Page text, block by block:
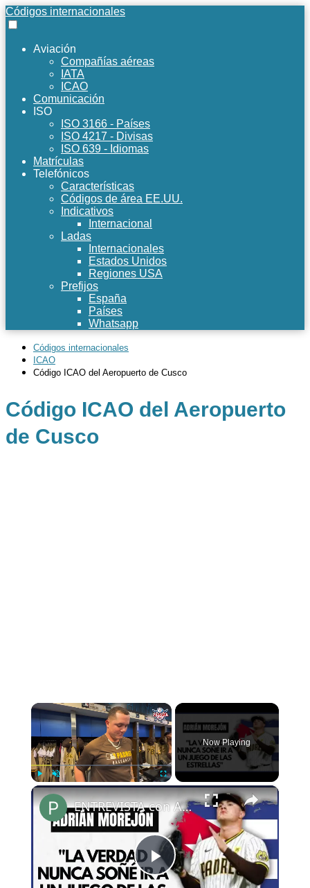
Códigos internacionales
Aviación
Compañías aéreas
IATA
ICAO
Comunicación
ISO
ISO 3166 - Países
ISO 4217 - Divisas
ISO 639 - Idiomas
Matrículas
Telefónicos
Características
Códigos de área EE.UU.
Indicativos
Internacional
Ladas
Internacionales
Estados Unidos
Regiones USA
Prefijos
España
Países
Whatsapp
Códigos internacionales
ICAO
Código ICAO del Aeropuerto de Cusco
Código ICAO del Aeropuerto
de Cusco
×
Play Unmute Fullscreen
Now Playing
×
Play
ENTREVISTA con ADRIÁN MOREJÓN en MIAMI